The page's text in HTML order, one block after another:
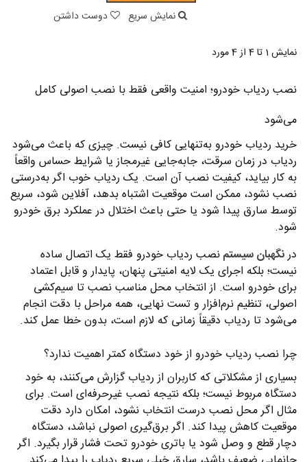
نمایش سریع
دوست داشتن
نمایش 1 تا 4 از 4 مورد
نصب ردیاب خودرو؛ امنیت واقعی فقط با نصب اصولی کامل
می‌شود
خرید ردیاب خودرو به‌تنهایی کافی نیست. چیزی که باعث می‌شود
ردیاب در زمان سرقت، جابه‌جایی غیرمجاز یا شرایط حساس واقعاً
به کار بیاید، کیفیت نصب آن است. یک ردیاب خوب اگر به‌درستی
نصب نشود، ممکن است موقعیت اشتباه بدهد، آفلاین شود، سریع
توسط سارق پیدا شود یا حتی باعث اختلال در عملکرد برق خودرو
شود.
درنگهبان سیستمنصب ردیاب خودرو فقط یک اتصال ساده
نیست؛ بلکه اجرای یک لایه امنیتی پنهان، پایدار و قابل اعتماد
برای خودرو است. از انتخاب محل مناسب نصب تا سیم‌کشی
اصولی، تنظیم نرم‌افزار و تست نهایی، همه مراحل با دقت انجام
می‌شود تا ردیاب دقیقاً زمانی که لازم است، بدون خطا عمل کند.
چرا نصب ردیاب خودرو از خود دستگاه کمتر اهمیت ندارد؟
بسیاری از مشکلاتی که کاربران از ردیاب گزارش می‌کنند، به خود
دستگاه مربوط نیست؛ بلکه نتیجه نصب غیرحرفه‌ای است. برای
مثال اگر محل نصب درست انتخاب نشود، امکان دارد دقت
موقعیت کاهش پیدا کند. اگر برق‌گیری اصولی نباشد، دستگاه
دچار قطع و وصل شود یا باتری خودرو تحت فشار قرار بگیرد. اگر